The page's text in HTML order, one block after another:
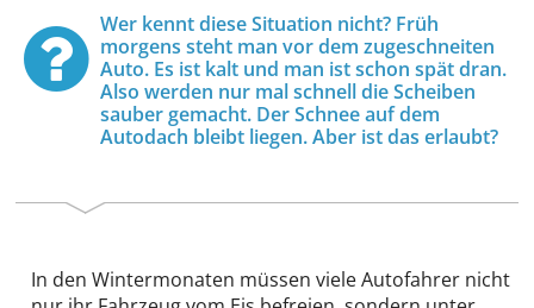
Wer kennt diese Situation nicht? Früh
morgens steht man vor dem zugeschneiten
Auto. Es ist kalt und man ist schon spät dran.
Also werden nur mal schnell die Scheiben
sauber gemacht. Der Schnee auf dem
Autodach bleibt liegen. Aber ist das erlaubt?
In den Wintermonaten müssen viele Autofahrer nicht